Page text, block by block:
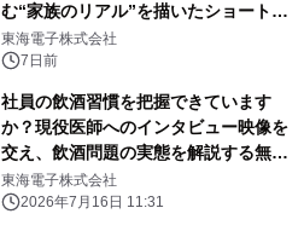
む“家族のリアル”を描いたショートス
トーリー動画を公開
東海電子株式会社
7日前
社員の飲酒習慣を把握できています
か？現役医師へのインタビュー映像を
交え、飲酒問題の実態を解説する無料
ウェビナーを8月6日（木）開催
東海電子株式会社
2026年7月16日 11:31